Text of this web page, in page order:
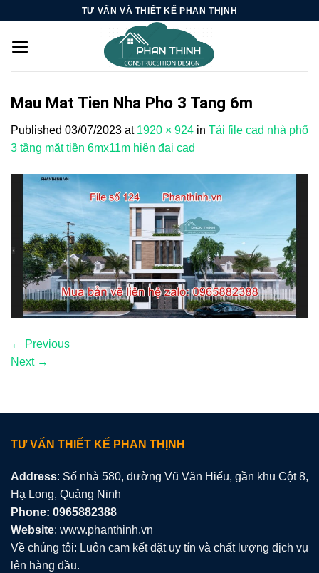
content
TƯ VẤN VÀ THIẾT KẾ PHAN THỊNH
Mau Mat Tien Nha Pho 3 Tang 6m
Published 03/07/2023 at 1920 × 924 in Tải file cad nhà phố
3 tầng mặt tiền 6mx11m hiện đại cad
← Previous
Next →
TƯ VẤN THIẾT KẾ PHAN THỊNH
Address: Số nhà 580, đường Vũ Văn Hiếu, gần khu Cột 8,
Hạ Long, Quảng Ninh
Phone: 0965882388
Website: www.phanthinh.vn
Về chúng tôi: Luôn cam kết đặt uy tín và chất lượng dịch vụ
lên hàng đầu.